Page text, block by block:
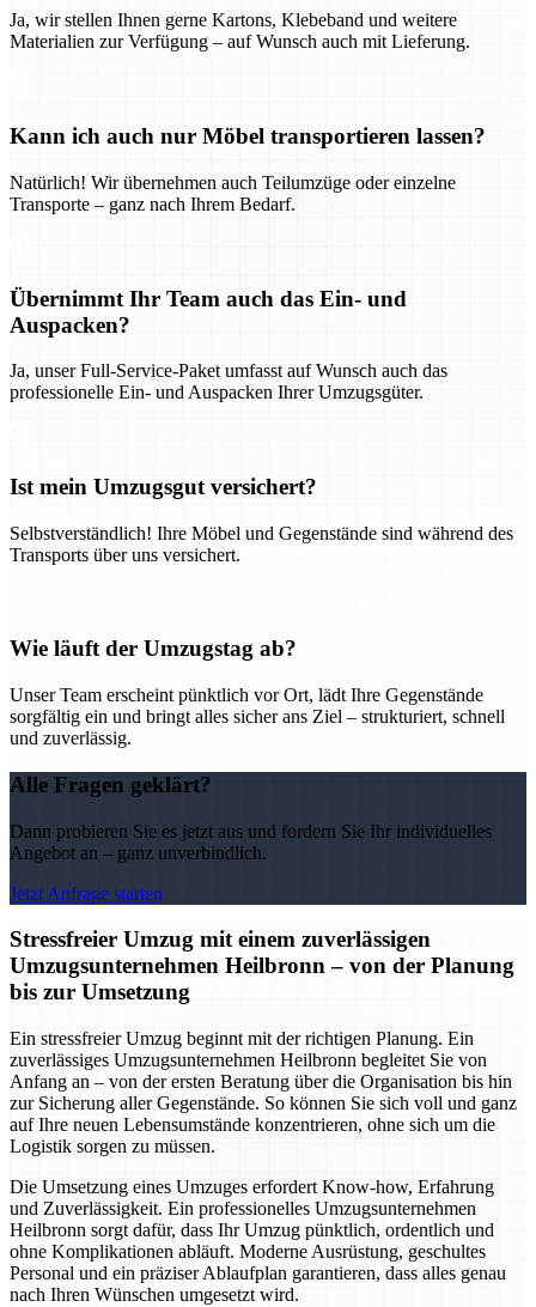
Ja, wir stellen Ihnen gerne Kartons, Klebeband und weitere
Materialien zur Verfügung – auf Wunsch auch mit Lieferung.
Kann ich auch nur Möbel transportieren lassen?
Natürlich! Wir übernehmen auch Teilumzüge oder einzelne
Transporte – ganz nach Ihrem Bedarf.
Übernimmt Ihr Team auch das Ein- und
Auspacken?
Ja, unser Full-Service-Paket umfasst auf Wunsch auch das
professionelle Ein- und Auspacken Ihrer Umzugsgüter.
Ist mein Umzugsgut versichert?
Selbstverständlich! Ihre Möbel und Gegenstände sind während des
Transports über uns versichert.
Wie läuft der Umzugstag ab?
Unser Team erscheint pünktlich vor Ort, lädt Ihre Gegenstände
sorgfältig ein und bringt alles sicher ans Ziel – strukturiert, schnell
und zuverlässig.
Alle Fragen geklärt?
Dann probieren Sie es jetzt aus und fordern Sie Ihr individuelles
Angebot an – ganz unverbindlich.
Jetzt Anfrage starten
Stressfreier Umzug mit einem zuverlässigen
Umzugsunternehmen Heilbronn – von der Planung
bis zur Umsetzung
Ein stressfreier Umzug beginnt mit der richtigen Planung. Ein
zuverlässiges Umzugsunternehmen Heilbronn begleitet Sie von
Anfang an – von der ersten Beratung über die Organisation bis hin
zur Sicherung aller Gegenstände. So können Sie sich voll und ganz
auf Ihre neuen Lebensumstände konzentrieren, ohne sich um die
Logistik sorgen zu müssen.
Die Umsetzung eines Umzuges erfordert Know-how, Erfahrung
und Zuverlässigkeit. Ein professionelles Umzugsunternehmen
Heilbronn sorgt dafür, dass Ihr Umzug pünktlich, ordentlich und
ohne Komplikationen abläuft. Moderne Ausrüstung, geschultes
Personal und ein präziser Ablaufplan garantieren, dass alles genau
nach Ihren Wünschen umgesetzt wird.